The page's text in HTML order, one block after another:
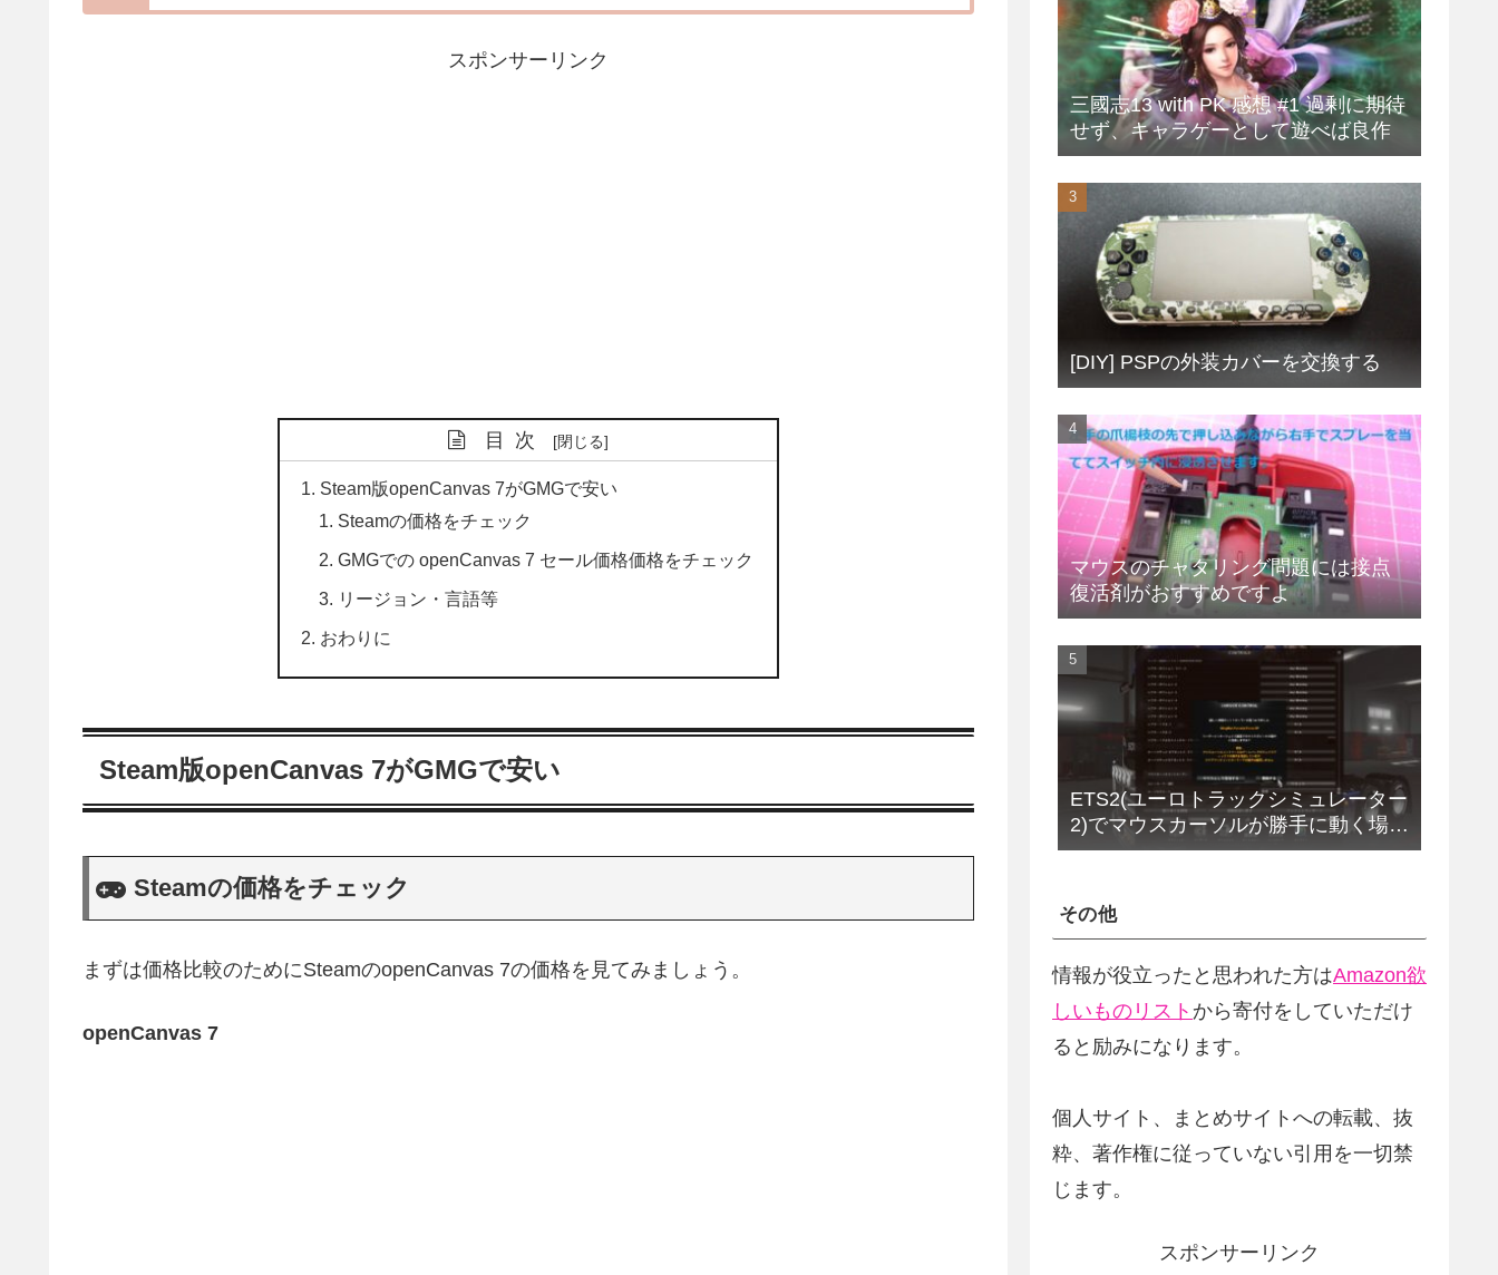
スポンサーリンク
目次
Steam版openCanvas 7がGMGで安い
Steamの価格をチェック
GMGでの openCanvas 7 セール価格価格をチェック
リージョン・言語等
おわりに
Steam版openCanvas 7がGMGで安い
Steamの価格をチェック
まずは価格比較のためにSteamのopenCanvas 7の価格を見てみましょう。
openCanvas 7
三國志13 with PK 感想 #1 過剰に期待
せず、キャラゲーとして遊べば良作
[DIY] PSPの外装カバーを交換する
マウスのチャタリング問題には接点
復活剤がおすすめですよ
ETS2(ユーロトラックシミュレーター
2)でマウスカーソルが勝手に動く場合
の解決法(改定版)
その他
情報が役立ったと思われた方はAmazon欲
しいものリスト から寄付をしていただけ
ると励みになります。
個人サイト、まとめサイトへの転載、抜
粋、著作権に従っていない引用を一切禁
じます。
スポンサーリンク